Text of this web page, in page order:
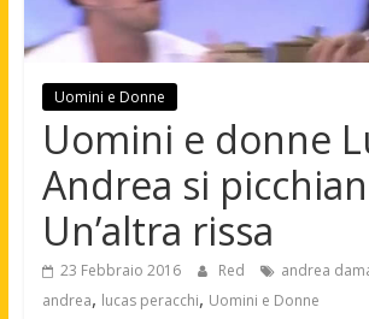
Uomini e Donne
Uomini e donne
Andrea si
Un’altra rissa
23 Febbraio 2016 Red andrea
andrea, lucas peracchi, Uomini e Donne